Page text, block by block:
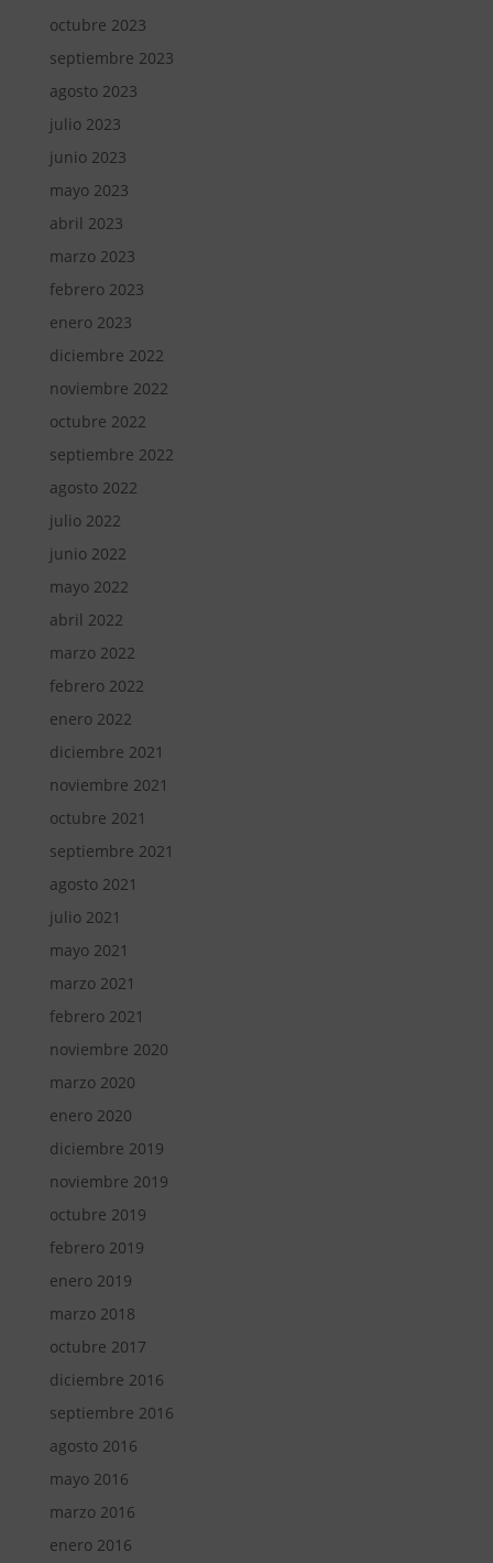
octubre 2023
septiembre 2023
agosto 2023
julio 2023
junio 2023
mayo 2023
abril 2023
marzo 2023
febrero 2023
enero 2023
diciembre 2022
noviembre 2022
octubre 2022
septiembre 2022
agosto 2022
julio 2022
junio 2022
mayo 2022
abril 2022
marzo 2022
febrero 2022
enero 2022
diciembre 2021
noviembre 2021
octubre 2021
septiembre 2021
agosto 2021
julio 2021
mayo 2021
marzo 2021
febrero 2021
noviembre 2020
marzo 2020
enero 2020
diciembre 2019
noviembre 2019
octubre 2019
febrero 2019
enero 2019
marzo 2018
octubre 2017
diciembre 2016
septiembre 2016
agosto 2016
mayo 2016
marzo 2016
enero 2016